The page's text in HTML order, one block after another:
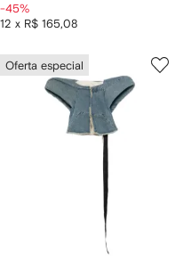
12 x R$ 165,08
-45%
Oferta especial